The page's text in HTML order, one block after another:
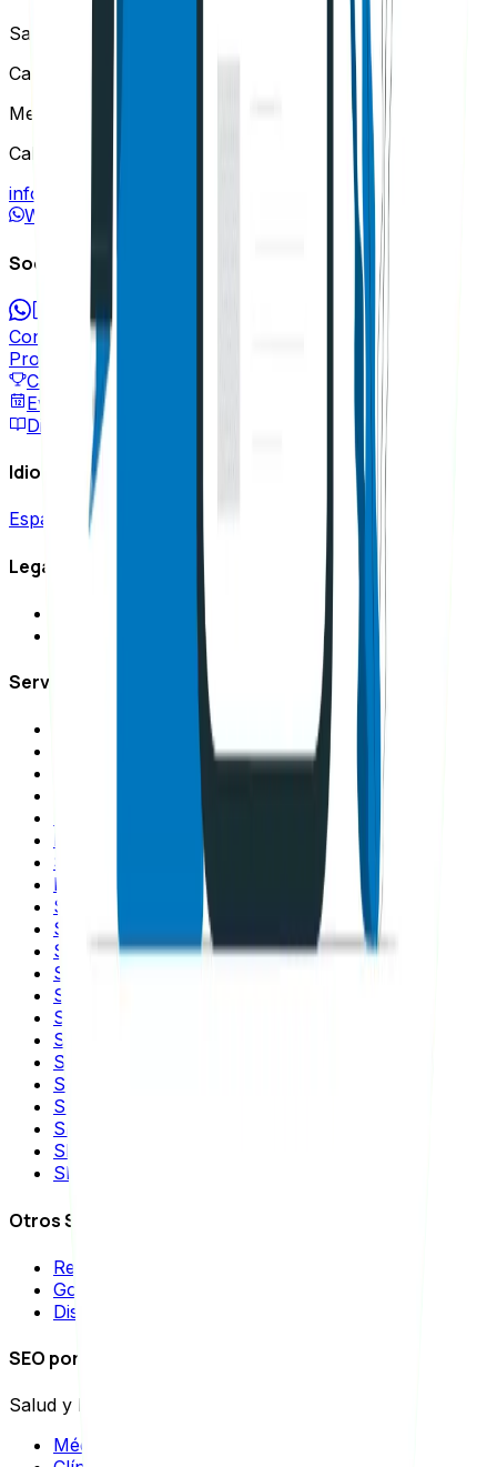
Santiago
Camino El Alba 9500 Of. B013, Las Condes, Santiago.
Medellín
Calle 6B Sur #37-51, El Poblado, Medellín.
info@agenciaseology.com
WhatsApp
Social
Contáctanos
Programa de Partners
Casos de Éxito
Eventos
Diccionario SEO
Idioma / Language
Español English
Legal
Política de privacidad
Servicios SEO
SEO para Ecommerce
Migración SEO
SEO Internacional
Marketing de Contenidos
SEO para Wordpress
SEO para WooCommerce
SEO para Shopify
SEO para Magento
SEO para VTEX
SEO para Wix
SEO para Squarespace
SEO para PrestaShop
SEO para TikTok
SEO para YouTube
SEO para Instagram
SEO para aplicaciones móviles
SEO para IA
Otros Servicios
Reputación Online
Google Ads
Diseño Web
SEO por industrias
Salud y Bienestar
Médicos